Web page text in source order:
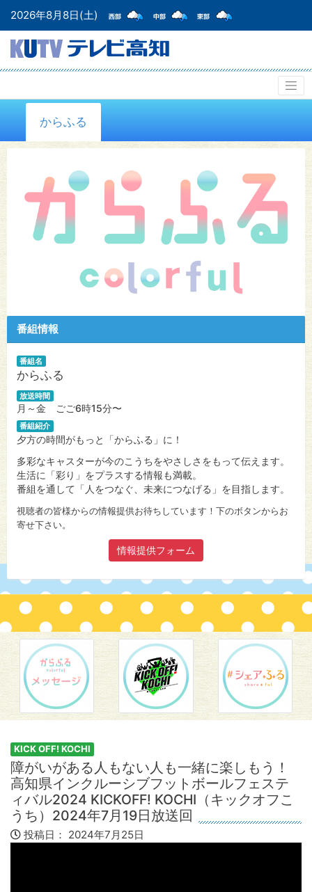
2026年8月8日(土)
からふる
番組情報
番組名
からふる
放送時間
月～金 ごご6時15分〜
番組紹介
夕方の時間がもっと「からふる」に！
多彩なキャスターが今のこうちをやさしさをもって伝えます。
生活に「彩り」をプラスする情報も満載。
番組を通して「人をつなぐ、未来につなげる」を目指します。
視聴者の皆様からの情報提供お待ちしています！下のボタンからお
寄せ下さい。
情報提供フォーム
KICK OFF! KOCHI
障がいがある人もない人も一緒に楽しもう！
高知県インクルーシブフットボールフェステ
ィバル2024 KICKOFF! KOCHI（キックオフこ
うち）2024年7月19日放送回
投稿日： 2024年7月25日